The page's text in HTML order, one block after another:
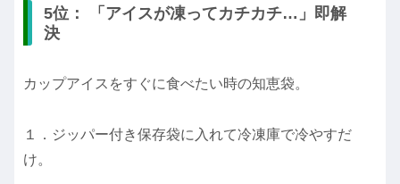
5位： 「アイスが凍ってカチカチ…」即解
決
カップアイスをすぐに食べたい時の知恵袋。
１．ジッパー付き保存袋に入れて冷凍庫で冷やすだ
け。